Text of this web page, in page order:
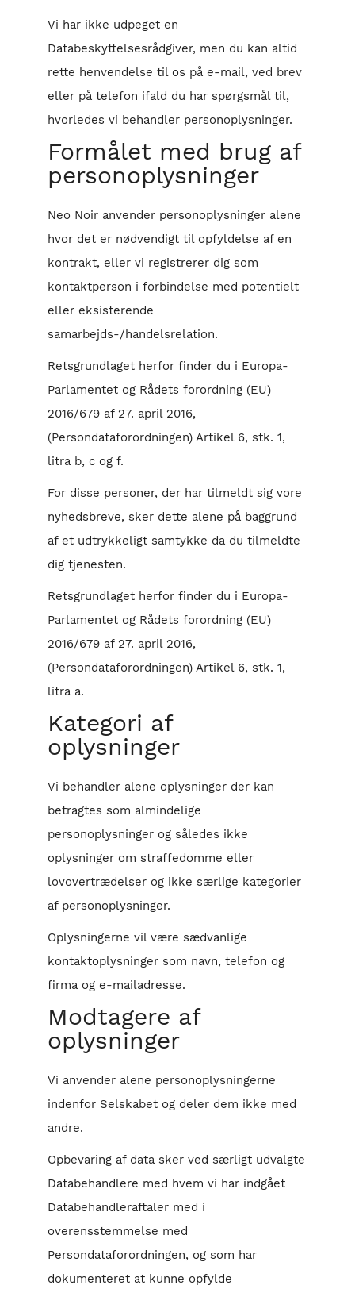
Vi har ikke udpeget en
Databeskyttelsesrådgiver, men du kan altid
rette henvendelse til os på e-mail, ved brev
eller på telefon ifald du har spørgsmål til,
hvorledes vi behandler personoplysninger.
Formålet med brug af
personoplysninger
Neo Noir anvender personoplysninger alene
hvor det er nødvendigt til opfyldelse af en
kontrakt, eller vi registrerer dig som
kontaktperson i forbindelse med potentielt
eller eksisterende
samarbejds-/handelsrelation.
Retsgrundlaget herfor finder du i Europa-
Parlamentet og Rådets forordning (EU)
2016/679 af 27. april 2016,
(Persondataforordningen) Artikel 6, stk. 1,
litra b, c og f.
For disse personer, der har tilmeldt sig vore
nyhedsbreve, sker dette alene på baggrund
af et udtrykkeligt samtykke da du tilmeldte
dig tjenesten.
Retsgrundlaget herfor finder du i Europa-
Parlamentet og Rådets forordning (EU)
2016/679 af 27. april 2016,
(Persondataforordningen) Artikel 6, stk. 1,
litra a.
Kategori af
oplysninger
Vi behandler alene oplysninger der kan
betragtes som almindelige
personoplysninger og således ikke
oplysninger om straffedomme eller
lovovertrædelser og ikke særlige kategorier
af personoplysninger.
Oplysningerne vil være sædvanlige
kontaktoplysninger som navn, telefon og
firma og e-mailadresse.
Modtagere af
oplysninger
Vi anvender alene personoplysningerne
indenfor Selskabet og deler dem ikke med
andre.
Opbevaring af data sker ved særligt udvalgte
Databehandlere med hvem vi har indgået
Databehandleraftaler med i
overensstemmelse med
Persondataforordningen, og som har
dokumenteret at kunne opfylde